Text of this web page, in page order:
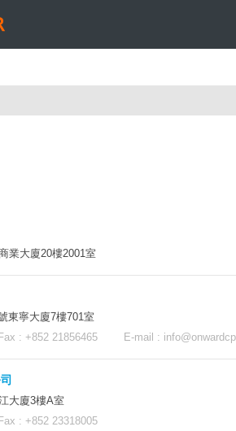
業大廈20樓2001室
東寧大廈7樓701室
: +852 21856465 E-mail :
大廈3樓A室
: +852 23318005